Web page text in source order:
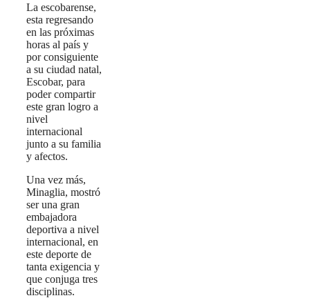
La escobarense,
esta regresando
en las próximas
horas al país y
por consiguiente
a su ciudad natal,
Escobar, para
poder compartir
este gran logro a
nivel
internacional
junto a su familia
y afectos.
Una vez más,
Minaglia, mostró
ser una gran
embajadora
deportiva a nivel
internacional, en
este deporte de
tanta exigencia y
que conjuga tres
disciplinas.